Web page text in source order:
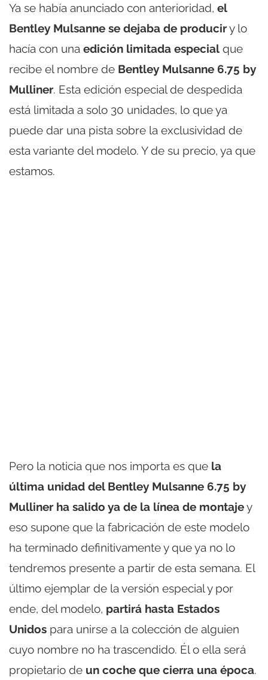
Ya se había anunciado con anterioridad, el
Bentley Mulsanne se dejaba de produciry lo
hacía con una edición limitada especial que
recibe el nombre de Bentley Mulsanne 6.75 by
Mulliner. Esta edición especial de despedida
está limitada a solo 30 unidades, lo que ya
puede dar una pista sobre la exclusividad de
esta variante del modelo. Y de su precio, ya que
estamos.
Pero la noticia que nos importa es que la
última unidad del Bentley Mulsanne 6.75 by
Mulliner ha salido ya de la línea de montajey
eso supone que la fabricación de este modelo
ha terminado definitivamente y que ya no lo
tendremos presente a partir de esta semana. El
último ejemplar de la versión especial y por
ende, del modelo, partirá hasta Estados
Unidos para unirse a la colección de alguien
cuyo nombre no ha trascendido. Él o ella será
propietario de un coche que cierra una época.